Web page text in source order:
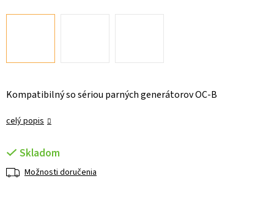
Kompatibilný so sériou parných generátorov OC-B
celý popis
Skladom
Možnosti doručenia